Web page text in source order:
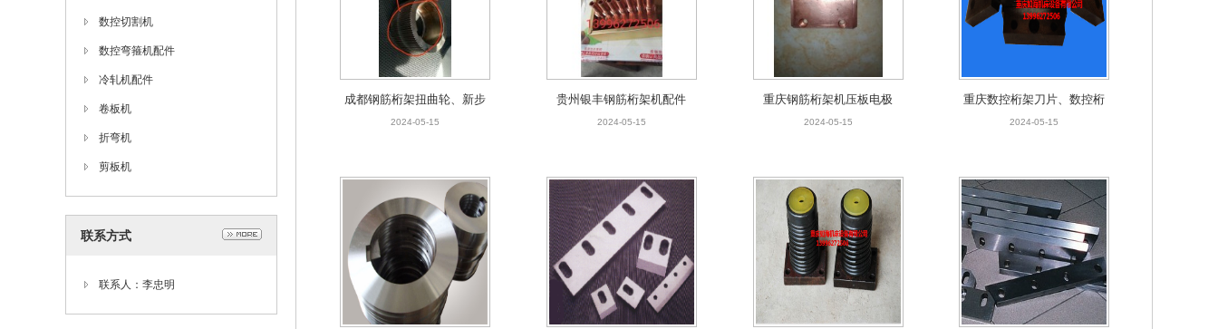
数控切割机
数控弯箍机配件
冷轧机配件
卷板机
折弯机
剪板机
联系方式
联系人：李忠明
成都钢筋桁架扭曲轮、新步
进轮
2024-05-15
贵州银丰钢筋桁架机配件
2024-05-15
重庆钢筋桁架机压板电极
2024-05-15
重庆数控桁架刀片、数控桁
架夹具
2024-05-15